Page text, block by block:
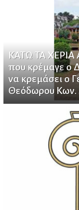
ΚΑΤΩ ΤΑ
που κρέμαγε ο
να κρεμάσει ο
Θεόδωρου Κων.